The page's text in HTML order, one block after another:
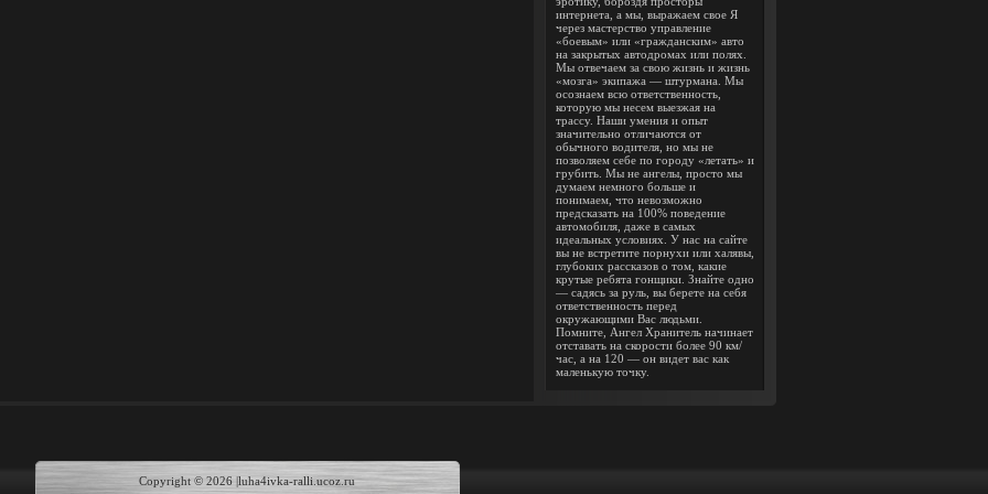
интернета, а мы, выражаем свое Я
через мастерство управление
«боевым» или «гражданским» авто
на закрытых автодромах или полях.
Мы отвечаем за свою жизнь и жизнь
«мозга» экипажа — штурмана. Мы
осознаем всю ответственность,
которую мы несем выезжая на
трассу. Наши умения и опыт
значительно отличаются от
обычного водителя, но мы не
позволяем себе по городу «летать» и
грубить. Мы не ангелы, просто мы
думаем немного больше и
понимаем, что невозможно
предсказать на 100% поведение
автомобиля, даже в самых
идеальных условиях. У нас на сайте
вы не встретите порнухи или халявы,
глубоких рассказов о том, какие
крутые ребята гонщики. Знайте одно
— садясь за руль, вы берете на себя
ответственность перед
окружающими Вас людьми.
Помните, Ангел Хранитель начинает
отставать на скорости более 90 км/
час, а на 120 — он видет вас как
маленькую точку.
Copyright © 2026 |luha4ivka-ralli.ucoz.ru